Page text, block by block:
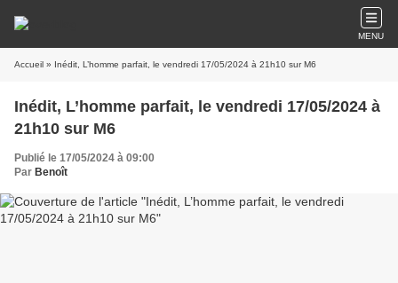
MENU
Accueil » Inédit, L’homme parfait, le vendredi 17/05/2024 à 21h10 sur M6
Inédit, L’homme parfait, le vendredi 17/05/2024 à
21h10 sur M6
Publié le 17/05/2024 à 09:00
Par Benoît